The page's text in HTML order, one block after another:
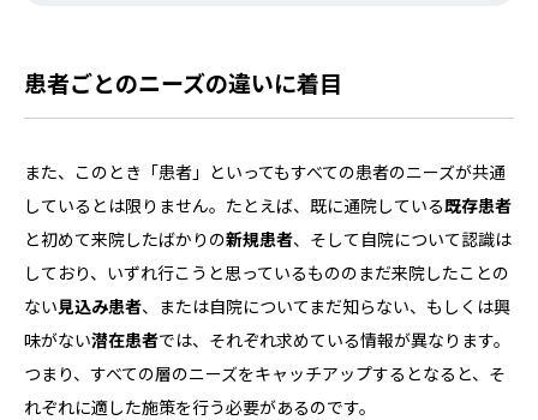
をふまえ、具体的なやり方を例とともに解説していきま
す。 3C分析とは 3C分析とは…
患者ごとのニーズの違いに着目
また、このとき「患者」といってもすべての患者のニーズが共通
しているとは限りません。たとえば、既に通院している既存患者
と初めて来院したばかりの新規患者、そして自院について認識は
しており、いずれ行こうと思っているもののまだ来院したことの
ない見込み患者、または自院についてまだ知らない、もしくは興
味がない潜在患者では、それぞれ求めている情報が異なります。
つまり、すべての層のニーズをキャッチアップするとなると、そ
れぞれに適した施策を行う必要があるのです。